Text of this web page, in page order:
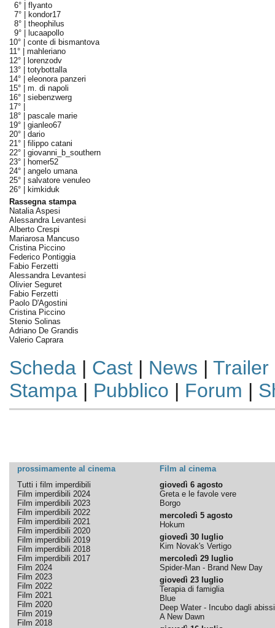
6° | flyanto
7° |
kondor17
8° | theophilus
9° |
lucaapollo
10° | conte di bismantova
11° | mahleriano
12° |
lorenzodv
13° | totybottalla
14° | eleonora panzeri
15° | m. di napoli
16° | siebenzwerg
17° |
18° | pascale marie
19° | gianleo67
20° | dario
21° | filippo catani
22° | giovanni_b_southern
23° |
homer52
24° | angelo umana
25° | salvatore venuleo
26° |
kimkiduk
Rassegna stampa
Natalia Aspesi
Alessandra Levantesi
Alberto Crespi
Mariarosa Mancuso
Cristina Piccino
Federico Pontiggia
Fabio Ferzetti
Alessandra Levantesi
Olivier Seguret
Fabio Ferzetti
Paolo D'Agostini
Cristina Piccino
Stenio Solinas
Adriano De Grandis
Valerio Caprara
Scheda| Cast| News | Trailer
Stampa| Pubblico | Forum |
prossimamente al cinema
Film al cinema
Tutti i film imperdibili
Film imperdibili 2024
Film imperdibili 2023
Film imperdibili 2022
Film imperdibili 2021
Film imperdibili 2020
Film imperdibili 2019
Film imperdibili 2018
Film imperdibili 2017
Film 2024
Film 2023
Film 2022
Film 2021
Film 2020
Film 2019
Film 2018
giovedì 6 agosto
Greta e le favole vere
Borgo
mercoledì 5 agosto
Hokum
giovedì 30 luglio
Kim Novak's Vertigo
mercoledì 29 luglio
Spider-Man - Brand New Day
giovedì 23 luglio
Terapia di famiglia
Blue
Deep Water - Incubo dagli abissi
A New Dawn